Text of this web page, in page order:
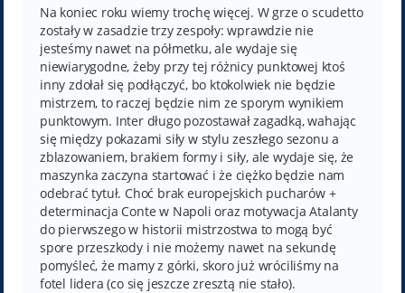
t
Na koniec roku wiemy trochę więcej. W grze o scudetto
zostały w zasadzie trzy zespoły: wprawdzie nie
jesteśmy nawet na półmetku, ale wydaje się
niewiarygodne, żeby przy tej różnicy punktowej ktoś
inny zdołał się podłączyć, bo ktokolwiek nie będzie
mistrzem, to raczej będzie nim ze sporym wynikiem
punktowym. Inter długo pozostawał zagadką, wahając
się między pokazami siły w stylu zeszłego sezonu a
zblazowaniem, brakiem formy i siły, ale wydaje się, że
maszynka zaczyna startować i że ciężko będzie nam
odebrać tytuł. Choć brak europejskich pucharów +
determinacja Conte w Napoli oraz motywacja Atalanty
do pierwszego w historii mistrzostwa to mogą być
spore przeszkody i nie możemy nawet na sekundę
pomyśleć, że mamy z górki, skoro już wróciliśmy na
fotel lidera (co się jeszcze zresztą nie stało).